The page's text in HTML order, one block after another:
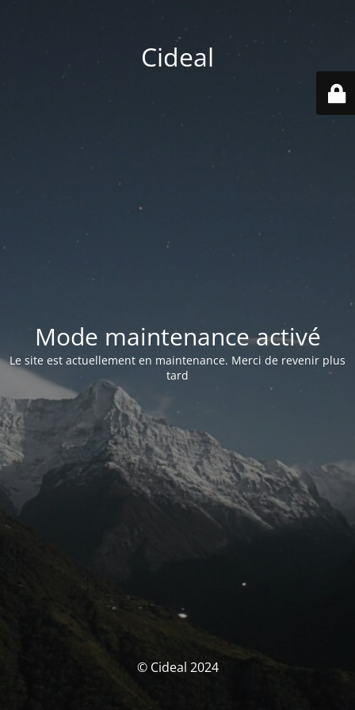
Cideal
Mode maintenance activé
Le site est actuellement en maintenance. Merci de revenir plus
tard
© Cideal 2024